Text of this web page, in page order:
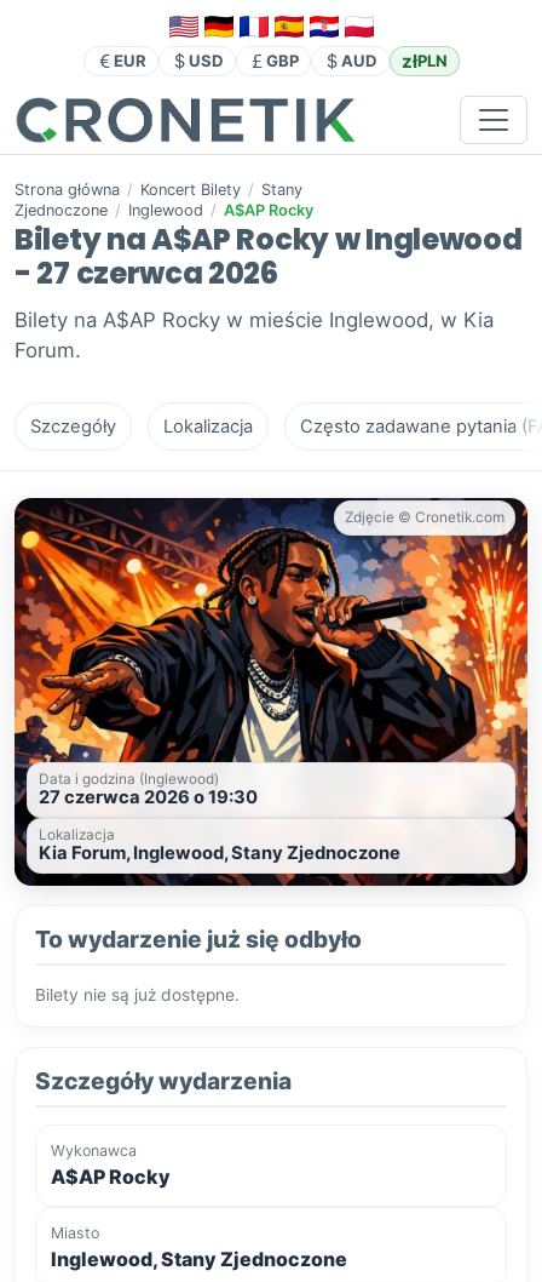
EUR USD GBP AUD złPLN
Strona główna / Koncert Bilety / Stany
Zjednoczone / Inglewood / A$AP Rocky
Bilety na A$AP Rocky w Inglewood
- 27 czerwca 2026
Bilety na A$AP Rocky w mieście Inglewood, w Kia
Forum.
Szczegóły Lokalizacja Często zadawane pytania
Zdjęcie © Cronetik.com
Data i godzina (Inglewood)
27 czerwca 2026 o 19:30
Lokalizacja
Kia Forum, Inglewood, Stany Zjednoczone
To wydarzenie już się odbyło
Bilety nie są już dostępne.
Szczegóły wydarzenia
Wykonawca
A$AP Rocky
Miasto
Inglewood, Stany Zjednoczone